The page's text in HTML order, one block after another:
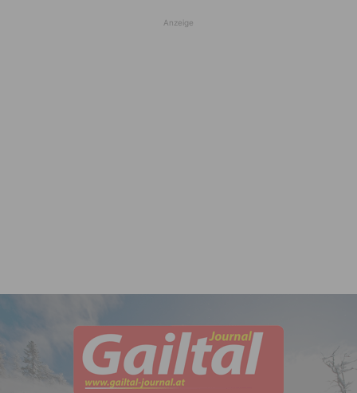
Anzeige